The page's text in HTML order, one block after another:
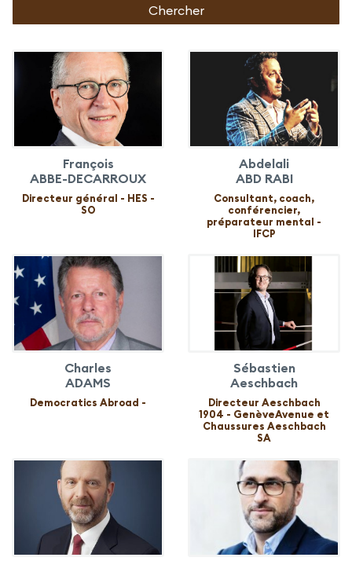
François
ABBE-DECARROUX
Directeur général - HES -
SO
Abdelali
ABD RABI
Consultant, coach,
conférencier,
préparateur mental -
IFCP
Charles
ADAMS
Democratics Abroad -
Sébastien
Aeschbach
Directeur Aeschbach
1904 - GenèveAvenue et
Chaussures Aeschbach
SA